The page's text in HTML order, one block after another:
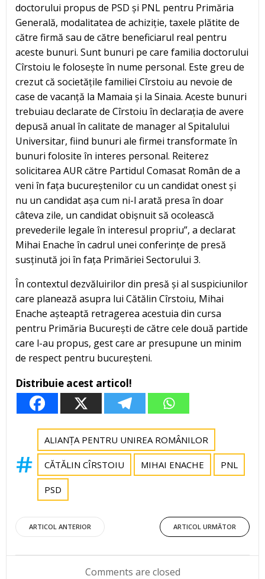
doctorului propus de PSD și PNL pentru Primăria
Generală, modalitatea de achiziție, taxele plătite de
către firmă sau de către beneficiarul real pentru
aceste bunuri. Sunt bunuri pe care familia doctorului
Cîrstoiu le folosește în nume personal. Este greu de
crezut că societățile familiei Cîrstoiu au nevoie de
case de vacanță la Mamaia și la Sinaia. Aceste bunuri
trebuiau declarate de Cîrstoiu în declarația de avere
depusă anual în calitate de manager al Spitalului
Universitar, fiind bunuri ale firmei transformate în
bunuri folosite în interes personal. Reiterez
solicitarea AUR către Partidul Comasat Român de a
veni în fața bucureștenilor cu un candidat onest și
nu un candidat așa cum ni-l arată presa în doar
câteva zile, un candidat obișnuit să ocolească
prevederile legale în interesul propriu”, a declarat
Mihai Enache în cadrul unei conferințe de presă
susținută joi în fața Primăriei Sectorului 3.
În contextul dezvăluirilor din presă și al suspiciunilor
care planează asupra lui Cătălin Cîrstoiu, Mihai
Enache așteaptă retragerea acestuia din cursa
pentru Primăria București de către cele două partide
care l-au propus, gest care ar presupune un minim
de respect pentru bucureșteni.
Distribuie acest articol!
ALIANȚA PENTRU UNIREA ROMÂNILOR
CĂTĂLIN CÎRSTOIU MIHAI ENACHE PNL
PSD
Post
navigation
ARTICOL ANTERIOR
Post
navigation
ARTICOL URMĂTOR
Comments are closed